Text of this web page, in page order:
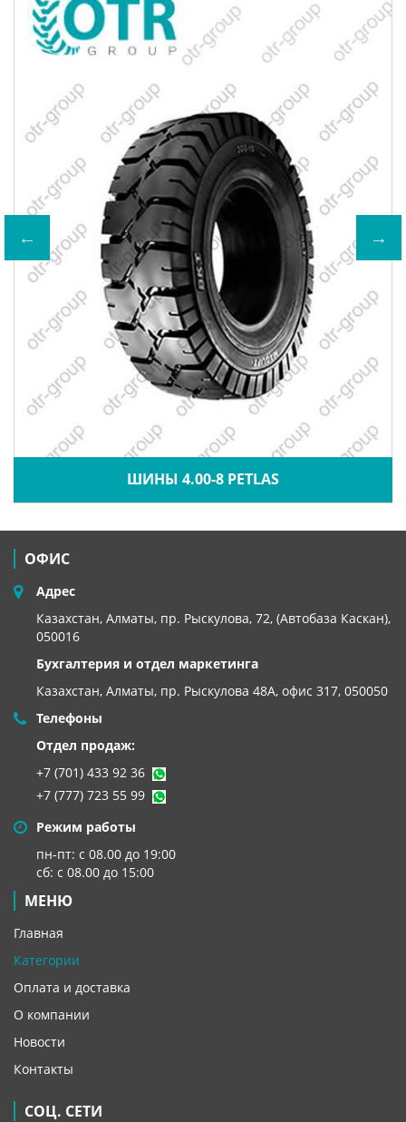
ШИНЫ 4.00-8 PETLAS
ОФИС
Адрес
Казахстан, Алматы, пр. Рыскулова, 72, (Автобаза Каскан),
050016
Бухгалтерия и отдел маркетинга
Казахстан, Алматы, пр. Рыскулова 48А, офис 317, 050050
Телефоны
Отдел продаж:
+7 (701) 433 92 36
+7 (777) 723 55 99
Режим работы
пн-пт: с 08.00 до 19:00
сб: с 08.00 до 15:00
МЕНЮ
Главная
Категории
Оплата и доставка
О компании
Новости
Контакты
СОЦ. СЕТИ